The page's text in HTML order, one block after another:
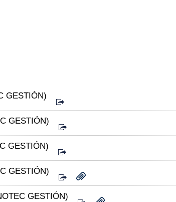
GESTIÓN)
GESTIÓN)
GESTIÓN)
GESTIÓN)
GESTIÓN)